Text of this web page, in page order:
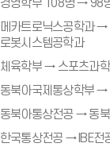
경영학부 108명 → 98
메카트로닉스공학과
로봇시스템공학과
체육학부 → 스포츠과
동북아국제통상학부 →
동북아통상전공 → 동
한국통상전공 → IBE전